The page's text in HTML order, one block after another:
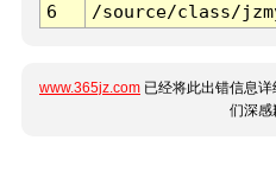
6
/source/class/
www.365jz.com 已经将此出错信息
们深感